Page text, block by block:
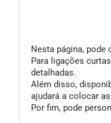
Nesta página,
Para ligações
detalhadas.
Além disso,
ajudará a colocar
Por fim, pode